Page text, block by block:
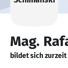
Mag.
bildet sich